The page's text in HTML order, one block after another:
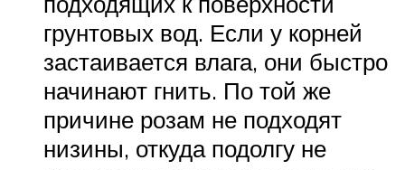
грунтовых вод. Если у корней
застаивается влага, они быстро
начинают гнить. По той же
причине розам не подходят
низины, откуда подолгу не